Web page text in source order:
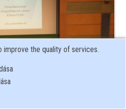
8 áttekintés
the quality of services.